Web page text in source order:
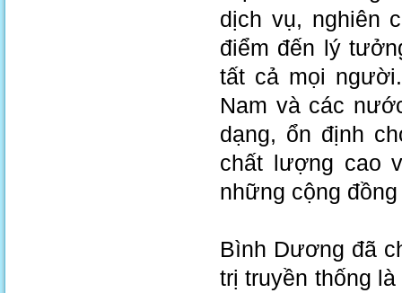
dịch vụ, nghiên
điểm đến lý
tất cả mọi
Nam và các
dạng, ổn định
chất lượng cao
những cộng
Bình Dương đã
trị truyền thống